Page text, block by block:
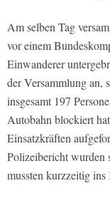
Am selben Tag
vor einem
Einwanderer
der Versammlung an,
insgesamt 197
Autobahn blockiert
Einsatzkräften
Polizeibericht wurden
mussten kurzzeitig ins